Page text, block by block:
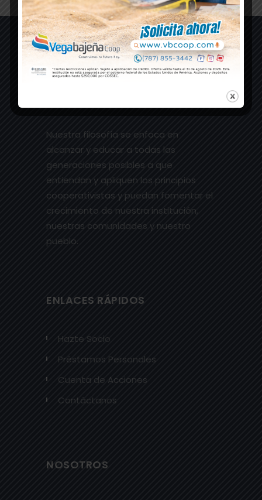
Nuestra filosofía se enfoca en
alcanzar y educar a todas las
generaciones posibles a que
entiendan y apliquen los principios
cooperativistas y puedan fomentar el
crecimiento de nuestra institución,
nuestras comunidades y nuestro
pueblo.
ENLACES RÁPIDOS
Hazte Socio
Préstamos Personales
Cuenta de Acciones
Contáctanos
NOSOTROS